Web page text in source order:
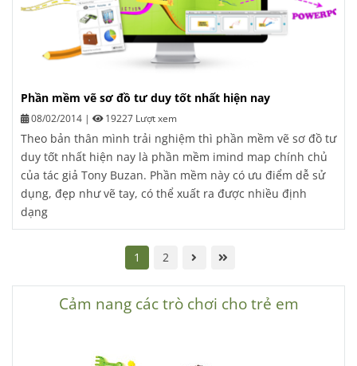
Phần mềm vẽ sơ đồ tư duy tốt nhất hiện nay
08/02/2014 | 19227 Lượt xem
Theo bản thân mình trải nghiệm thì phần mềm vẽ sơ đồ tư
duy tốt nhất hiện nay là phần mềm imind map chính chủ
của tác giả Tony Buzan. Phần mềm này có ưu điểm dễ sử
dụng, đẹp như vẽ tay, có thể xuất ra được nhiều định
dạng
1 2
Cảm nang các trò chơi cho trẻ em